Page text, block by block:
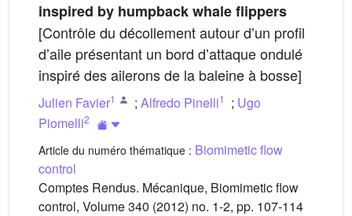
inspired by humpback whale flippers
[Contrôle du décollement autour dʼun profil
dʼaile présentant un bord dʼattaque ondulé
inspiré des ailerons de la baleine à bosse]
Julien Favier1 ; Alfredo Pinelli1 ; Ugo
Piomelli2
Article du numéro thématique : Biomimetic flow
control
Comptes Rendus. Mécanique, Biomimetic flow
control, Volume 340 (2012) no. 1-2, pp. 107-114